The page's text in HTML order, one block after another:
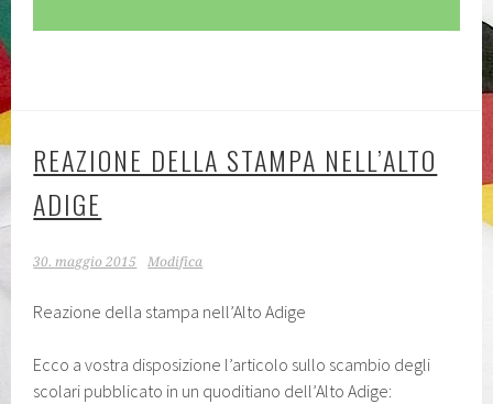
REAZIONE DELLA STAMPA NELL’ALTO
ADIGE
30. maggio 2015 Modifica
Reazione della stampa nell’Alto Adige
Ecco a vostra disposizione l’articolo sullo scambio degli
scolari pubblicato in un quoditiano dell’Alto Adige: